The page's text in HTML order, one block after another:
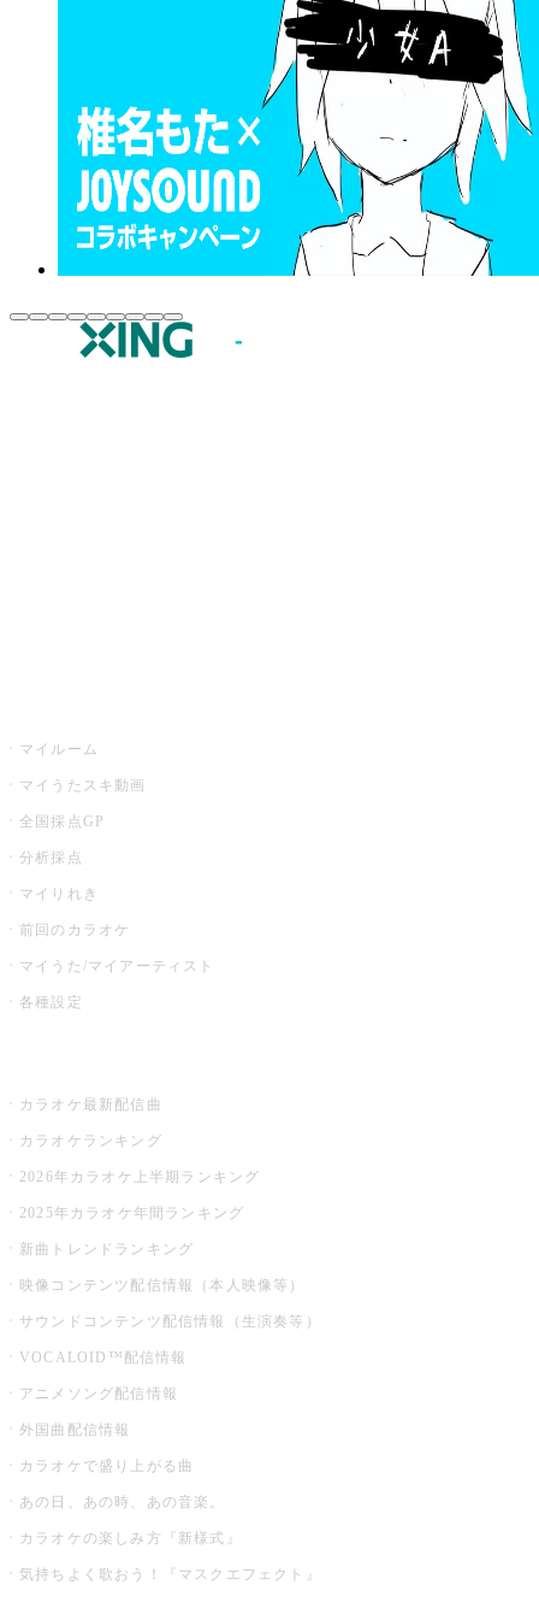
マイルーム
マイうたスキ動画
全国採点GP
分析採点
マイりれき
前回のカラオケ
マイうた/マイアーティスト
各種設定
カラオケ最新配信曲
カラオケランキング
2026年カラオケ上半期ランキング
2025年カラオケ年間ランキング
新曲トレンドランキング
映像コンテンツ配信情報（本人映像等）
サウンドコンテンツ配信情報（生演奏等）
VOCALOID™配信情報
アニメソング配信情報
外国曲配信情報
カラオケで盛り上がる曲
あの日、あの時、あの音楽。
カラオケの楽しみ方『新様式』
気持ちよく歌おう！『マスクエフェクト』